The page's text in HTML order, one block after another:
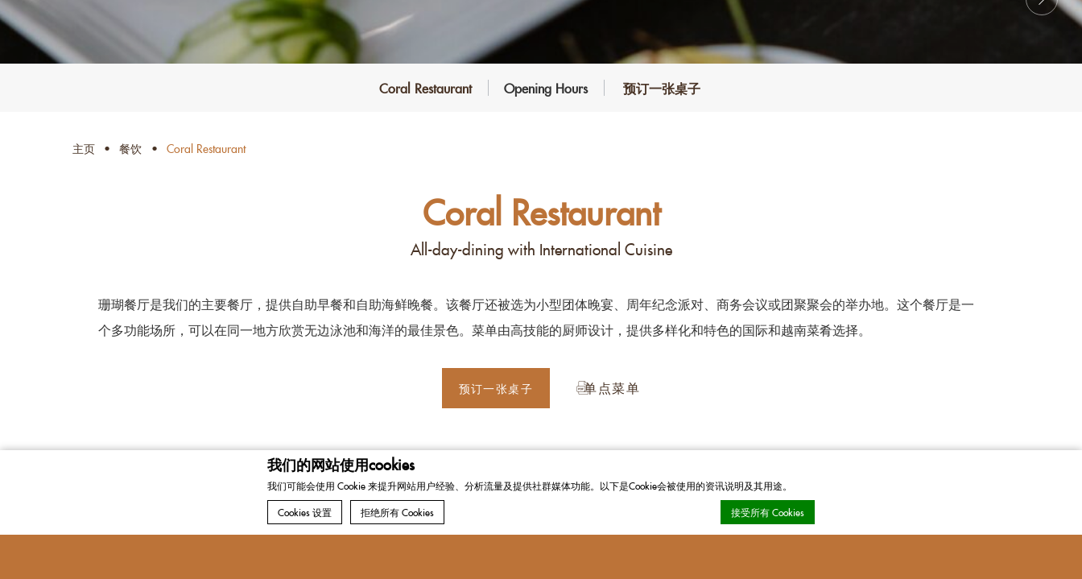
我们的网站使用cookies
我们可能会使用 Cookie 来提升网站用户经验、分析流量及提供社群媒体功能。以下是Cookie会被使用的资讯说明及其用途。
Cookies 设置
拒绝所有 Cookies 接受所有 Cookies
Coral Restaurant Opening Hours 预订一张桌子
主页 餐饮 Coral Restaurant
Coral Restaurant
All-day-dining with International Cuisine
珊瑚餐厅是我们的主要餐厅，提供自助早餐和自助海鲜晚餐。该餐厅还被选为小型团体晚宴、周年纪念派对、商务会议或团聚聚会的举办地。这个餐厅是一
个多功能场所，可以在同一地方欣赏无边泳池和海洋的最佳景色。菜单由高技能的厨师设计，提供多样化和特色的国际和越南菜肴选择。
预订一张桌子 单点菜单
早餐：06:30 – 10:00